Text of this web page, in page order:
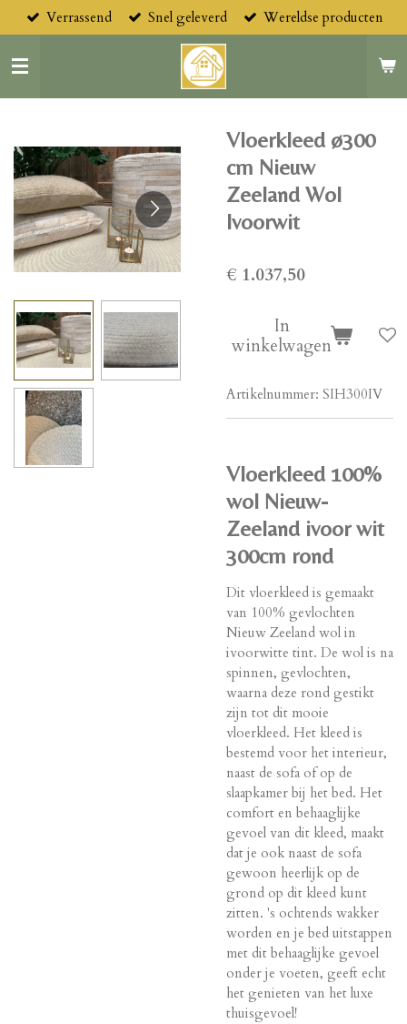
direct
naar
de
hoofdinhoud
Verrassend Snel geleverd Wereldse producten
Vloerkleed ø300
cm Nieuw
Zeeland Wol
Ivoorwit
€ 1.037,50
In
winkelwagen
Artikelnummer: SIH300IV
Vloerkleed 100%
wol Nieuw-
Zeeland ivoor wit
300cm rond
Dit vloerkleed is gemaakt
van 100% gevlochten
Nieuw Zeeland wol in
ivoorwitte tint. De wol is na
spinnen, gevlochten,
waarna deze rond gestikt
zijn tot dit mooie
vloerkleed. Het kleed is
bestemd voor het interieur,
naast de sofa of op de
slaapkamer bij het bed. Het
comfort en behaaglijke
gevoel van dit kleed, maakt
dat je ook naast de sofa
gewoon heerlijk op de
grond op dit kleed kunt
zitten. 's ochtends wakker
worden en je bed uitstappen
met dit behaaglijke gevoel
onder je voeten, geeft echt
het genieten van het luxe
thuisgevoel!